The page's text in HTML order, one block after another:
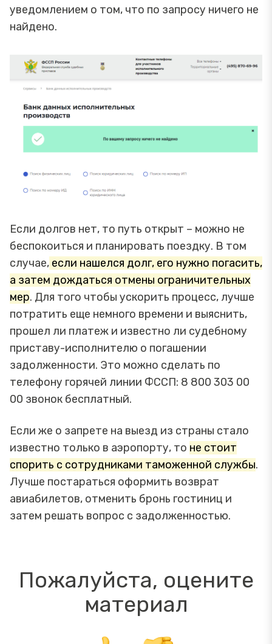
уведомлением о том, что по запросу ничего не
найдено.
Если долгов нет, то путь открыт – можно не
беспокоиться и планировать поездку. В том
случае, если нашелся долг, его нужно погасить,
а затем дождаться отмены ограничительных
мер. Для того чтобы ускорить процесс, лучше
потратить еще немного времени и выяснить,
прошел ли платеж и известно ли судебному
приставу-исполнителю о погашении
задолженности. Это можно сделать по
телефону горячей линии ФССП: 8 800 303 00
00 звонок бесплатный.
Если же о запрете на выезд из страны стало
известно только в аэропорту, то не стоит
спорить с сотрудниками таможенной службы.
Лучше постараться оформить возврат
авиабилетов, отменить бронь гостиниц и
затем решать вопрос с задолженностью.
Пожалуйста, оцените
материал